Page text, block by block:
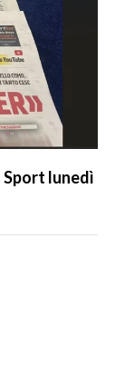
Sport lunedì